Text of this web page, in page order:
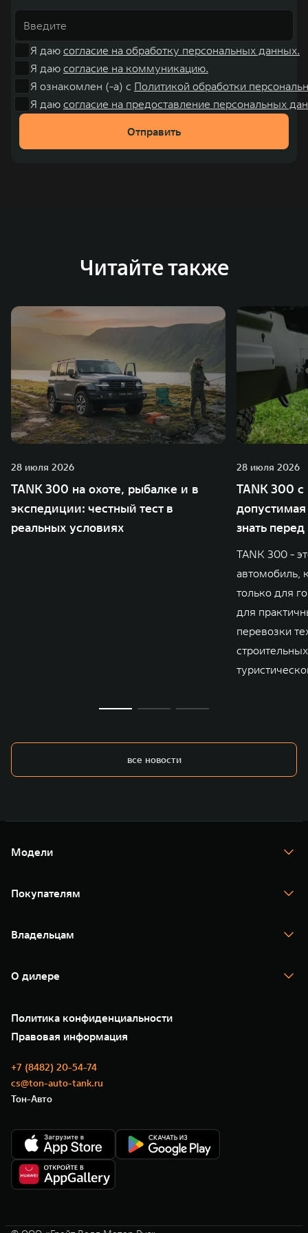
Я даю согласие на обработку персональных данных.
Я даю согласие на коммуникацию.
Я ознакомлен (-а) с Политикой обработки
Я даю согласие на предоставление персональных
Отправить
Читайте также
28 июля 2026
TANK 300 на охоте, рыбалке и в
экспедиции: честный тест в
реальных условиях
28 июля 2026
TANK 300
знать
TANK 300 -
автомобиль,
только для
для
перевозки
все новости
Модели
TANK 400
TANK 500
Покупателям
Тест-драйв
TANK Финансы
Корпоративным клиентам
Зарядные станции
Владельцам
Помощь на дороге
Новые цифровые сервисы TANK
Сервис
Нулевое ТО
Моторные масла
О дилере
35 лет GWM
GWM ТЕХ ДЕНЬ
Новости
Политика конфиденциальности
Правовая информация
+7 (8482) 20-54-74
cs@ton-auto-tank.ru
Тон-Авто